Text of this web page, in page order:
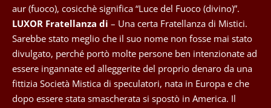
aur (fuoco), cosicchè significa “Luce del Fuoco (divino)”.
LUXOR Fratellanza di – Una certa Fratellanza di Mistici.
Sarebbe stato meglio che il suo nome non fosse mai stato
divulgato, perché portò molte persone ben intenzionate ad
essere ingannate ed alleggerite del proprio denaro da una
fittizia Società Mistica di speculatori, nata in Europa e che
dopo essere stata smascherata si spostò in America. Il